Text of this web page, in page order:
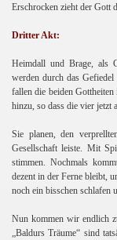
Erschrocken zieht der Gott
Dritter Akt:
Heimdall und Brage, als
werden durch das
fallen die beiden
hinzu, so dass die vier jetzt
Sie planen, den
Gesellschaft leiste. Mit
stimmen. Nochmals
dezent in der Ferne bleibt,
noch ein bisschen schlafen
Nun kommen wir endlich
„Baldurs Träume“ sind